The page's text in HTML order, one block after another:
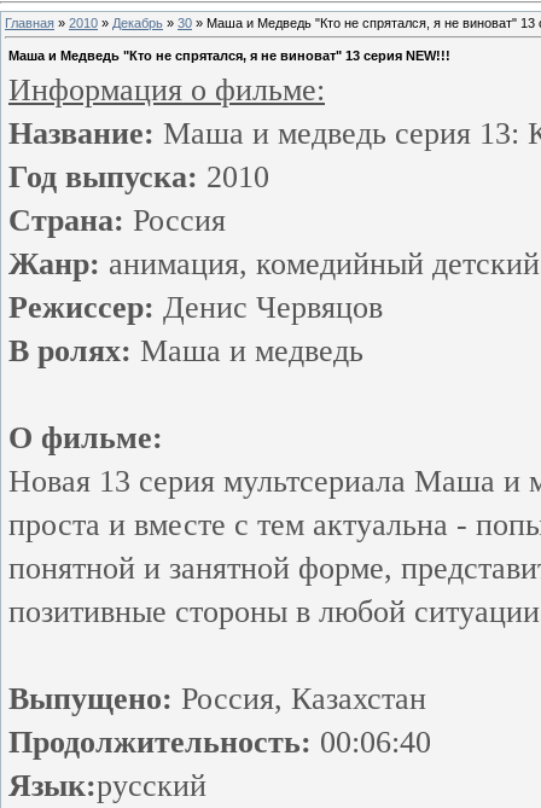
Главная » 2010 » Декабрь » 30 » Маша и Медведь "Кто не спрятался, я не виноват" 13
Маша и Медведь "Кто не спрятался, я не виноват" 13 серия NEW!!!
Информация о фильме:
Название: Маша и медведь серия 13:
Год выпуска: 2010
Страна: Россия
Жанр: анимация, комедийный
Режиссер: Денис Червяцов
В ролях: Маша и медведь
О фильме:
Новая 13 серия мультсериала Маша
проста и вместе с тем актуальна -
понятной и занятной форме,
позитивные стороны в любой
Выпущено: Россия, Казахстан
Продолжительность: 00:06:40
Язык:русский